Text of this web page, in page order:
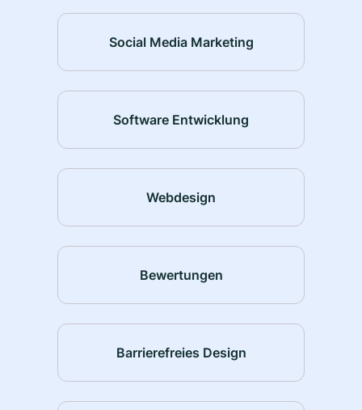
Social Media Marketing
Software Entwicklung
Webdesign
Bewertungen
Barrierefreies Design